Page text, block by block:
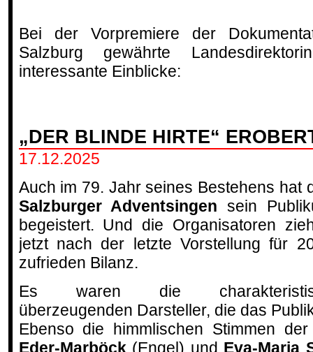
Bei der Vorpremiere der
Salzburg gewährte
interessante Einblicke:
„DER BLINDE HIRTE“
17.12.2025
Auch im 79. Jahr seines Bestehens hat
Salzburger Adventsingen sein
begeistert. Und die Organisatoren
jetzt nach der letzte Vorstellung für
zufrieden Bilanz.
Es waren die
überzeugenden Darsteller, die das
Ebenso die himmlischen Stimmen
Eder-Marböck(Engel) und Eva-Maria